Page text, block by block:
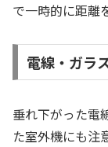
で一時的に距離
電線・ガラ
垂れ下がった電
た室外機にも注